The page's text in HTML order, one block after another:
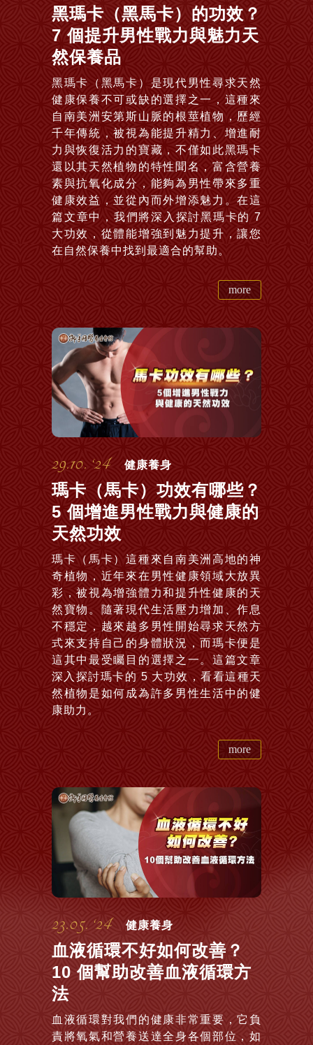
黑瑪卡（黑馬卡）的功效？
7 個提升男性戰力與魅力天
然保養品
黑瑪卡（黑馬卡）是現代男性尋求天然
健康保養不可或缺的選擇之一，這種來
自南美洲安第斯山脈的根莖植物，歷經
千年傳統，被視為能提升精力、增進耐
力與恢復活力的寶藏，不僅如此黑瑪卡
還以其天然植物的特性聞名，富含營養
素與抗氧化成分，能夠為男性帶來多重
健康效益，並從內而外增添魅力。在這
篇文章中，我們將深入探討黑瑪卡的 7
大功效，從體能增強到魅力提升，讓您
在自然保養中找到最適合的幫助。
more
29.10. ‘24 健康養身
瑪卡（馬卡）功效有哪些？
5 個增進男性戰力與健康的
天然功效
瑪卡（馬卡）這種來自南美洲高地的神
奇植物，近年來在男性健康領域大放異
彩，被視為增強體力和提升性健康的天
然寶物。隨著現代生活壓力增加、作息
不穩定，越來越多男性開始尋求天然方
式來支持自己的身體狀況，而瑪卡便是
這其中最受矚目的選擇之一。這篇文章
深入探討瑪卡的 5 大功效，看看這種天
然植物是如何成為許多男性生活中的健
康助力。
more
23.05. ‘24 健康養身
血液循環不好如何改善？
10 個幫助改善血液循環方
法
血液循環對我們的健康非常重要，它負
責將氧氣和營養送達全身各個部位，如